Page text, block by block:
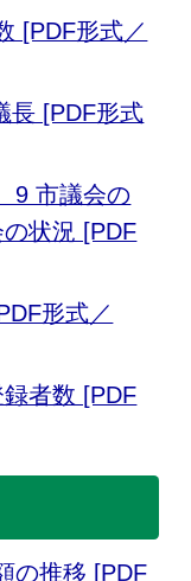
[PDF形式／
長 [PDF形式
9 市議会の
状況 [PDF
形式／
者数 [PDF
の推移 [PDF